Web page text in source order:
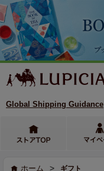
Global Shipping Guidance
ホーム > ギフト